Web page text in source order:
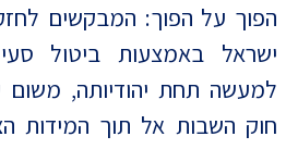
הפוך על הפוך: המבקשים
ישראל באמצעות ביטול
למעשה תחת יהודיותה,
חוק השבות אל תוך המידות